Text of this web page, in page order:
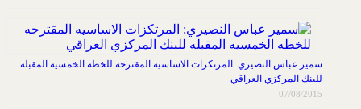
سمير عباس النصيري: المرتكزات الاساسيه المقترحه للخطه الخمسيه المقبله
للبنك المركزي العراقي
07/08/2015